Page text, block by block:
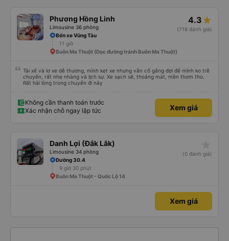
Phương Hồng Linh
Limousine 36 phòng
4.3
(718 đánh giá)
Bến xe Vũng Tàu
11 giờ
Buôn Ma Thuột (Dọc đường tránh Buôn Ma Thuột)
Tài xế và lơ xe dễ thương, mình kẹt xe nhưng vẫn cố gắng đợi để mình ko trễ
chuyến, rất nhẹ nhàng và lịch sự. Xe sạch sẽ, thoáng mát, mền thơm tho.
Rất hài lòng trong chuyến đi này
Không cần thanh toán trước
Xác nhận chỗ ngay lập tức
Xem giá
Danh Lợi (Đắk Lắk)
Limousine 34 phòng
(0 đánh giá)
Đường 30.4
9 giờ 30 phút
Buôn Ma Thuột - Quốc Lộ 14
Xem giá